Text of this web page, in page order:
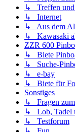
↳ Treffen und
↳ Internet
↳ Aus dem
↳ Kawasaki
ZZR 600
↳ Biete
↳ Suche-
↳ e-bay
↳ Biete für
Sonstiges
↳ Fragen
↳ Lob, Tadel
↳ Testforum